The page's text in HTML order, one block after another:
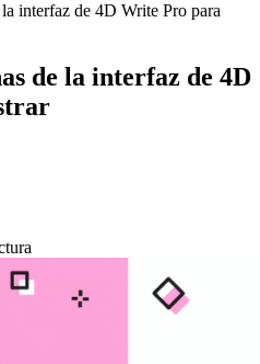
interfaz de 4D Write Pro para
de la interfaz de 4D